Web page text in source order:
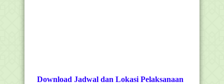
Download Jadwal dan Lokasi Pelaksanaan